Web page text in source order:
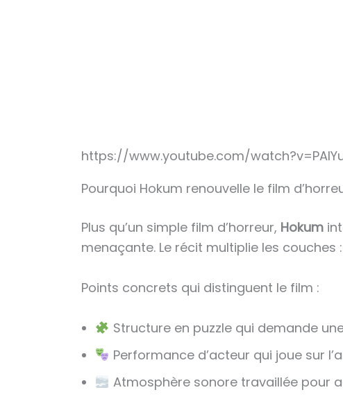
https://www.youtube.com/
Pourquoi Hokum renouvelle le film
Plus qu’un simple film d’horreur, Hokum
menaçante. Le récit multiplie les
Points concrets qui distinguent le film :
Structure en puzzle qui demande
Performance d’acteur qui joue sur
Atmosphère sonore travaillée pour